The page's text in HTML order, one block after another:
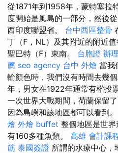
從1871年到1958年，蒙特塞拉
度開始是風島的一部分，然後
西印度聯盟省。 台中西區整骨
丁（F，NL）及其附近的附近
聖巴特（F）東南。 台胞證 辦理
薦 seo agency 台中 外燴 當我
輸顏色時，我們沒有時間去幾個
年，男女在1922年通常有權投
一次世界大戰期間，荷蘭保留
因為島嶼和該地區都可以看到。
燴 外燴 buffet 整個地區是世
有160多種魚類。 高雄 會計課
筋 泰國簽證 所謂的水療中心，